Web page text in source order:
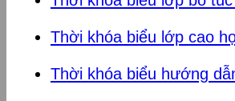
Thời khóa biểu lớp cao
Thời khóa biểu hướng